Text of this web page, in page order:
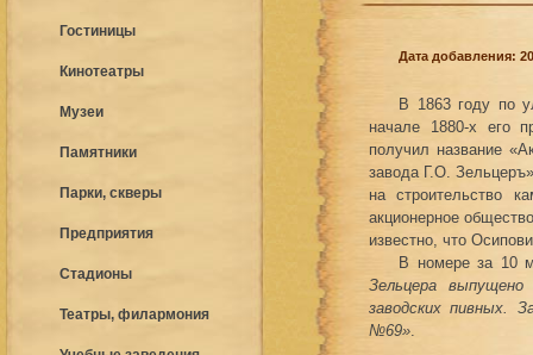
Гостиницы
Кинотеатры
Музеи
Памятники
Парки, скверы
Предприятия
Стадионы
Театры, филармония
Дата добавления:
В 1863 году по
начале 1880-х его
получил название
завода Г.О.
на строительство
акционерное
известно, что
В номере за 10
Зельцера
заводских пивных.
№69».